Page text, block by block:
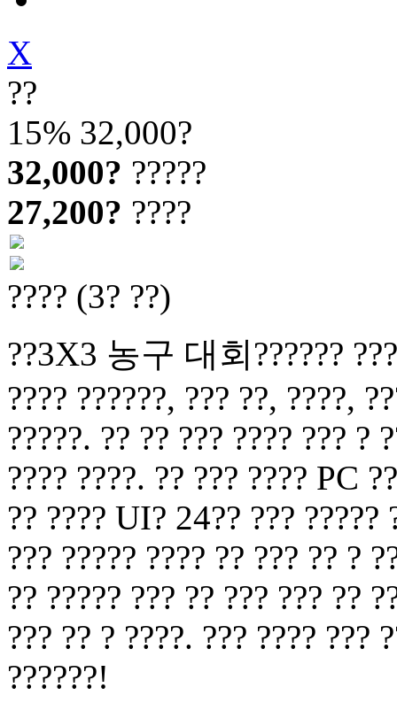
X
??
15% 32,000?
32,000? ?????
27,200? ????
???? (3? ??)
??3X3 농구 대회?????? ???
???? ??????, ??? ??, ????,
?????. ?? ?? ??? ???? ??? ?
???? ????. ?? ??? ???? PC
?? ???? UI? 24?? ??? ?????
??? ????? ???? ?? ??? ?? ?
?? ????? ??? ?? ??? ??? ??
??? ?? ? ????. ??? ???? ???
??????!